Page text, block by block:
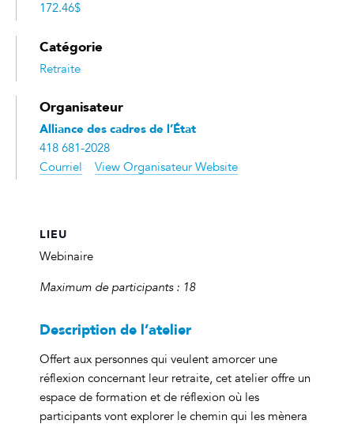
172.46$
Catégorie
Retraite
Organisateur
Alliance des cadres de l’État
418 681-2028
Courriel
View Organisateur Website
LIEU
Webinaire
Maximum de participants : 18
Description de l’atelier
Offert aux personnes qui veulent amorcer une
réflexion concernant leur retraite, cet atelier offre un
espace de formation et de réflexion où les
participants vont explorer le chemin qui les mènera